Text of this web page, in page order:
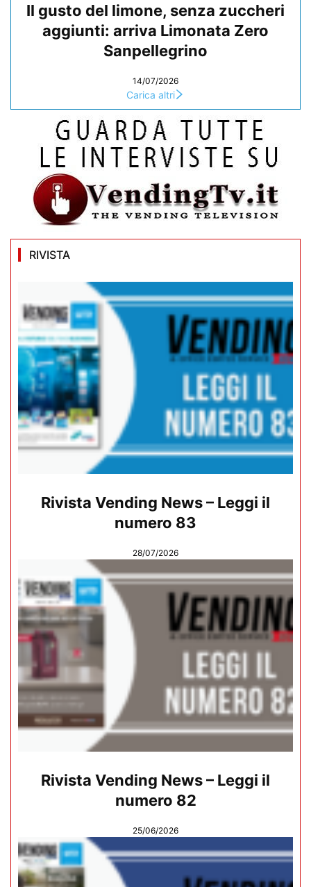
Il gusto del limone, senza zuccheri
aggiunti: arriva Limonata Zero
Sanpellegrino
14/07/2026
Carica altri
RIVISTA
Rivista Vending News – Leggi il
numero 83
28/07/2026
Rivista Vending News – Leggi il
numero 82
25/06/2026